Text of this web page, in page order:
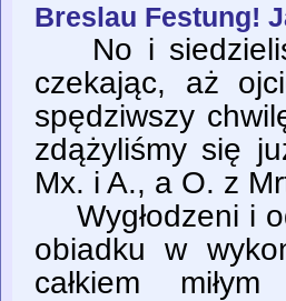
Breslau Festung!
No i
czekając, aż
spędziwszy
zdążyliśmy się
Mx. i A., a O. z
Wygłodzeni i
obiadku w
całkiem